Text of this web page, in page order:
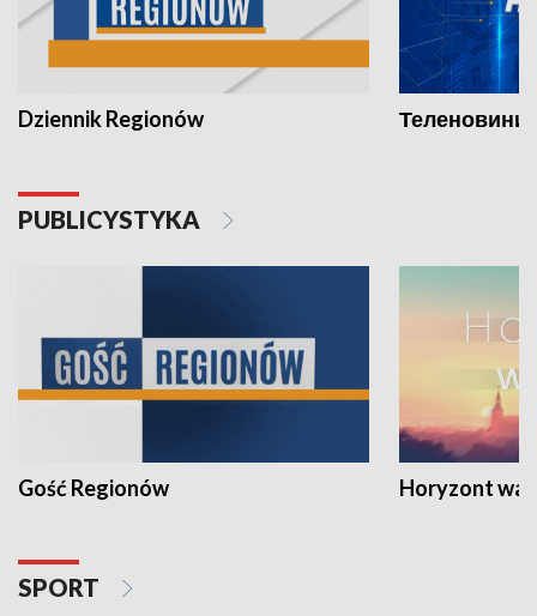
Dziennik Regionów Теленовини
PUBLICYSTYKA
Gość Regionów Horyzont
SPORT